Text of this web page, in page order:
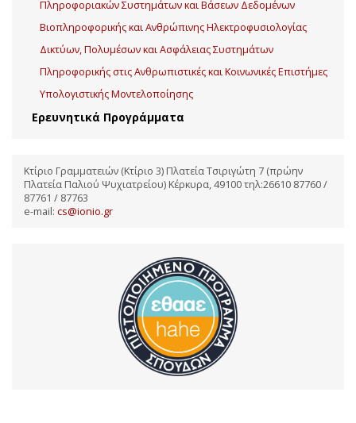
Πληροφοριακών Συστημάτων και Βάσεων Δεδομένων
Βιοπληροφορικής και Ανθρώπινης Ηλεκτροφυσιολογίας
Δικτύων, Πολυμέσων και Ασφάλειας Συστημάτων
Πληροφορικής στις Ανθρωπιστικές και Κοινωνικές Επιστήμες
Υπολογιστικής Μοντελοποίησης
Ερευνητικά Προγράμματα
Κτίριο Γραμματειών (Κτίριο 3) Πλατεία Τσιριγώτη 7 (πρώην
Πλατεία Παλιού Ψυχιατρείου) Κέρκυρα, 49100 τηλ:26610 87760 /
87761 / 87763
e-mail: cs@ionio.gr